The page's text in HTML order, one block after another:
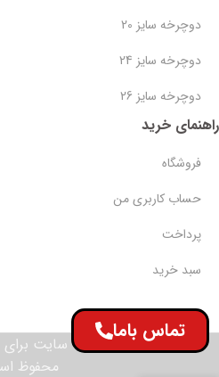
تماس باما
دوچرخه سایز 20
دوچرخه سایز 24
دوچرخه سایز 26
راهنمای خرید
فروشگاه
حساب کاربری من
پرداخت
سبد خرید
© تمامی حقوق این وب سایت برای
محفوظ